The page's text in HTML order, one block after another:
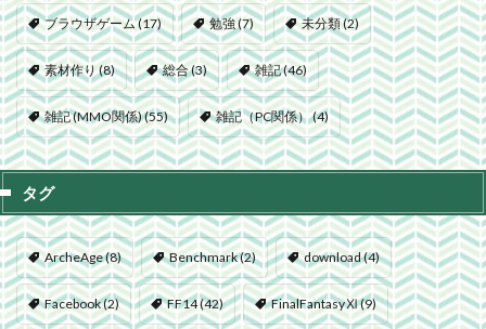
ブラウザゲーム(17) 勉強(7) 未分類(2)
素材作り(8) 総合(3) 雑記(46)
雑記 (MMO関係)(55) 雑記（PC関係）(4)
タグ
ArcheAge(8) Benchmark(2) download(4)
Facebook(2) FF14(42) FinalFantasyⅪ(9)